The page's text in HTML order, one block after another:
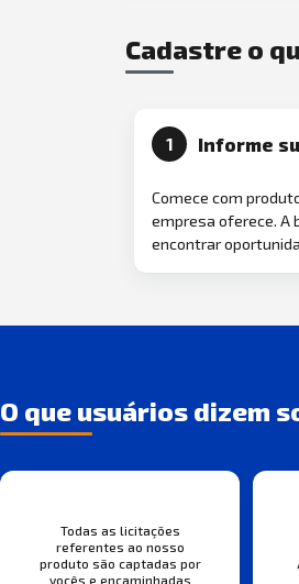
Cadastre o
1 Informe
Comece com
empresa oferece. A
encontrar
O que usuários dizem
Todas as licitações
referentes ao nosso
produto são captadas por
vocês e encaminhadas